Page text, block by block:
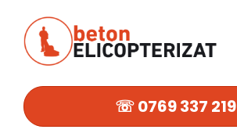
conținut
☏ 0769 337 219